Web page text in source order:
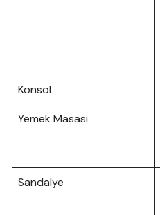
Konsol
Yemek Masası
Sandalye